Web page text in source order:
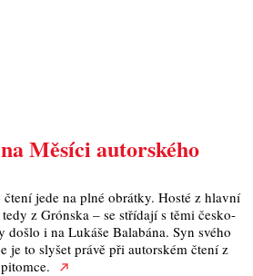
Měsíci autorského
jede na plné obrátky. Hosté z hlavní
z Grónska – se střídají s těmi česko-
došlo i na Lukáše Balabána. Syn svého
je to slyšet právě při autorském čtení z